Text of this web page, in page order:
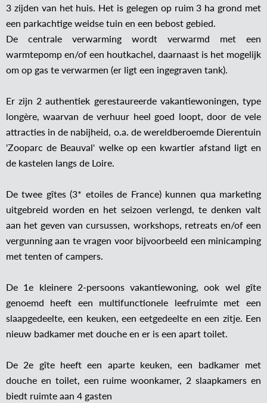
3 zijden van het huis. Het is gelegen op ruim 3 ha grond met
een parkachtige weidse tuin en een bebost gebied.
De centrale verwarming wordt verwarmd met een
warmtepomp en/of een houtkachel, daarnaast is het mogelijk
om op gas te verwarmen (er ligt een ingegraven tank).
Er zijn 2 authentiek gerestaureerde vakantiewoningen, type
longère, waarvan de verhuur heel goed loopt, door de vele
attracties in de nabijheid, o.a. de wereldberoemde Dierentuin
'Zooparc de Beauval' welke op een kwartier afstand ligt en
de kastelen langs de Loire.
De twee gîtes (3* etoiles de France) kunnen qua marketing
uitgebreid worden en het seizoen verlengd, te denken valt
aan het geven van cursussen, workshops, retreats en/of een
vergunning aan te vragen voor bijvoorbeeld een minicamping
met tenten of campers.
De 1e kleinere 2-persoons vakantiewoning, ook wel gîte
genoemd heeft een multifunctionele leefruimte met een
slaapgedeelte, een keuken, een eetgedeelte en een zitje. Een
nieuw badkamer met douche en er is een apart toilet.
De 2e gîte heeft een aparte keuken, een badkamer met
douche en toilet, een ruime woonkamer, 2 slaapkamers en
biedt ruimte aan 4 gasten